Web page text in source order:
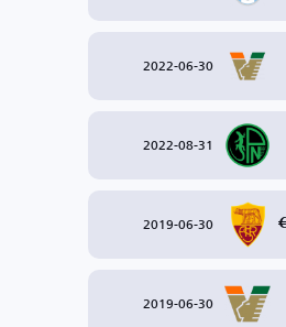
2022-06-30
2022-08-31
2019-06-30
2019-06-30